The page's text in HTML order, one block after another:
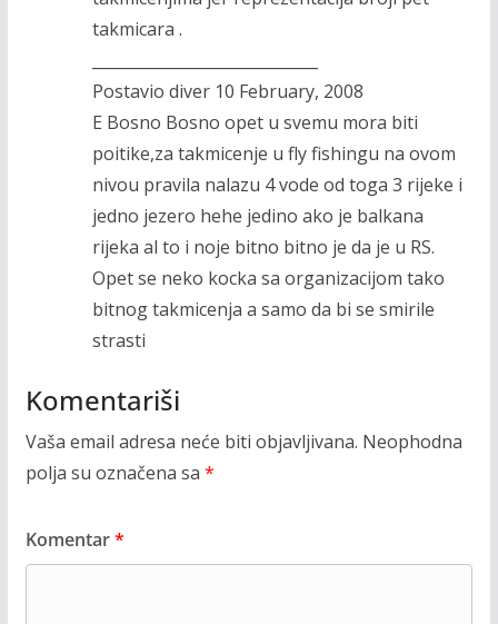
takmicara .
Postavio diver 10 February, 2008
E Bosno Bosno opet u svemu mora biti
poitike,za takmicenje u fly fishingu na ovom
nivou pravila nalazu 4 vode od toga 3 rijeke i
jedno jezero hehe jedino ako je balkana
rijeka al to i noje bitno bitno je da je u RS.
Opet se neko kocka sa organizacijom tako
bitnog takmicenja a samo da bi se smirile
strasti
Komentariši
Vaša email adresa neće biti objavljivana. Neophodna
polja su označena sa *
Komentar*